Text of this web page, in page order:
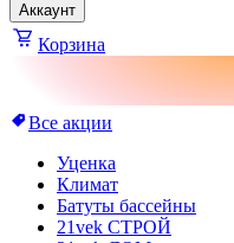
Аккаунт
Корзина
Все акции
Уценка
Климат
Батуты бассейны
21vek СТРОЙ